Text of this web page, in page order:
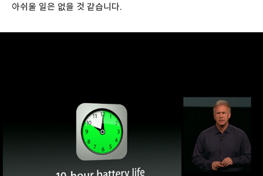
아쉬울 일은 없을 것 같습니다.